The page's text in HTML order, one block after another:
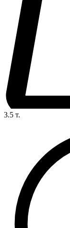
3.5 т.